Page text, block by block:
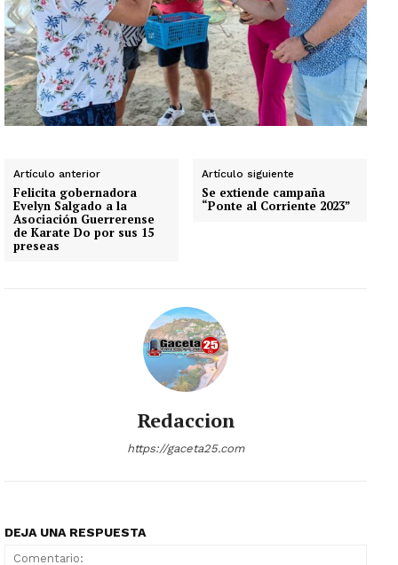
Artículo anterior
Felicita gobernadora
Evelyn Salgado a la
Asociación Guerrerense
de Karate Do por sus 15
preseas
Artículo siguiente
Se extiende campaña
“Ponte al Corriente 2023”
Redaccion
https://gaceta25.com
DEJA UNA RESPUESTA